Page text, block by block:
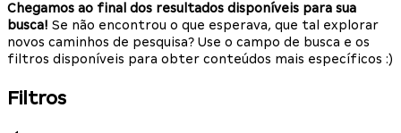
Chegamos ao final dos resultados disponíveis para sua
busca! Se não encontrou o que esperava, que tal explorar
novos caminhos de pesquisa? Use o campo de busca e os
filtros disponíveis para obter conteúdos mais específicos :)
Filtros